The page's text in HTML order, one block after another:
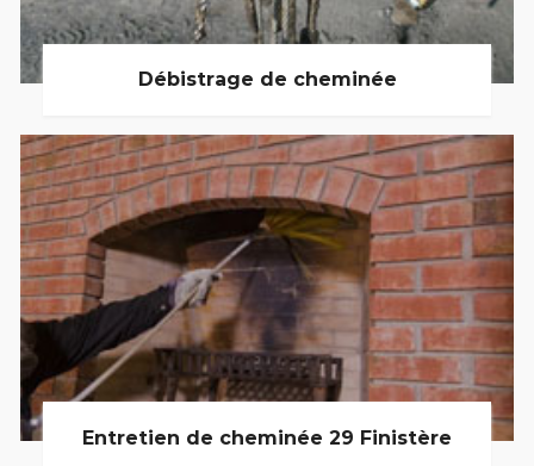
Débistrage de cheminée
Entretien de cheminée 29 Finistère